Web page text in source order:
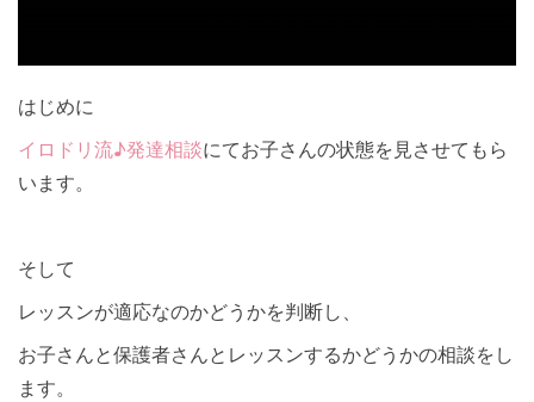
はじめに
イロドリ流♪発達相談にてお子さんの状態を見させてもら
います。
そして
レッスンが適応なのかどうかを判断し、
お子さんと保護者さんとレッスンするかどうかの相談をし
ます。